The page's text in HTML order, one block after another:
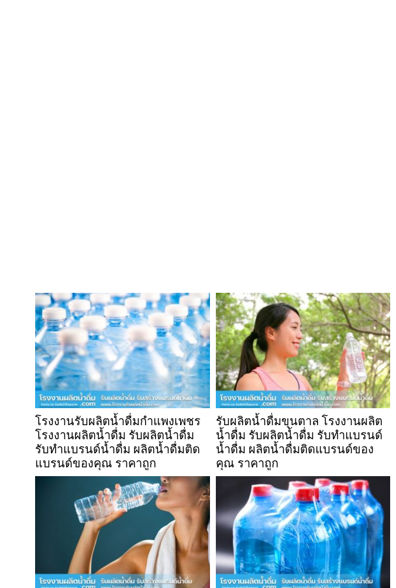
โรงงานรับผลิตน้ำดื่มกำแพงเพชร
โรงงานผลิตน้ำดื่ม รับผลิตน้ำดื่ม
รับทำแบรนด์น้ำดื่ม ผลิตน้ำดื่มติด
แบรนด์ของคุณ ราคาถูก
รับผลิตน้ำดื่มขุนตาล โรงงานผลิต
น้ำดื่ม รับผลิตน้ำดื่ม รับทำแบรนด์
น้ำดื่ม ผลิตน้ำดื่มติดแบรนด์ของ
คุณ ราคาถูก